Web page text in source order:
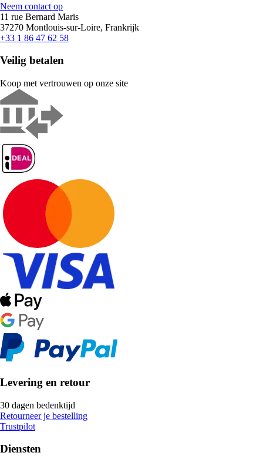
Neem contact op
11 rue Bernard Maris
37270 Montlouis-sur-Loire, Frankrijk
+33 1 86 47 62 58
Veilig betalen
Koop met vertrouwen op onze site
Levering en retour
30 dagen bedenktijd
Retourneer je bestelling
Trustpilot
Diensten